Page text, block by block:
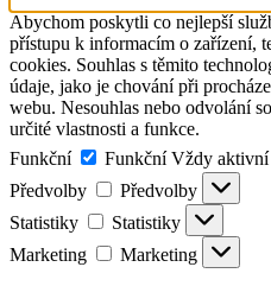
Abychom poskytli co nejlepší
přístupu k informacím o zařízení,
cookies. Souhlas s těmito
údaje, jako je chování při
webu. Nesouhlas nebo odvolání
určité vlastnosti a funkce.
Funkční
Funkční Vždy aktivní
Předvolby
Předvolby
Statistiky
Statistiky
Marketing
Marketing